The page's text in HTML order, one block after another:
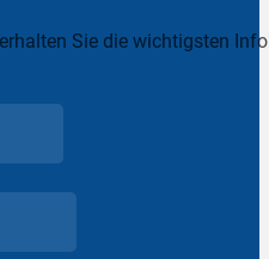
Sie die wichtigsten